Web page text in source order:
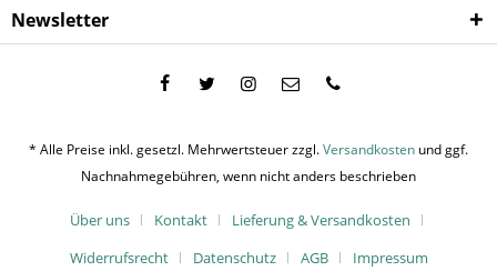
Newsletter
* Alle Preise inkl. gesetzl. Mehrwertsteuer zzgl.Versandkosten und ggf.
Nachnahmegebühren, wenn nicht anders beschrieben
Über uns Kontakt
Lieferung & Versandkosten
Widerrufsrecht
Datenschutz AGB Impressum